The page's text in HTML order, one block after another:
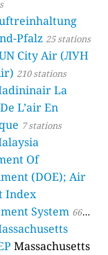
Pfalz 25 stations
City Air (ЛУН
210 stations
La
L’air En
7 stations
Of
(DOE); Air
Index
System 66
Massachusetts